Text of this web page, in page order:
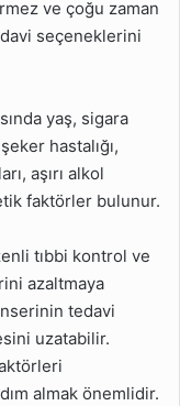
ve çoğu zaman
seçeneklerini
yaş, sigara
hastalığı,
aşırı alkol
faktörler bulunur.
tıbbi kontrol ve
azaltmaya
tedavi
uzatabilir.
almak önemlidir.